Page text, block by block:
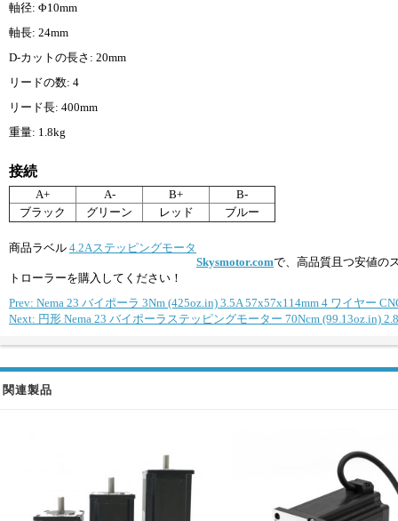
軸径: Φ10mm
軸長: 24mm
D-カットの長さ: 20mm
リードの数: 4
リード長: 400mm
重量: 1.8kg
接続
A+ A- B+
B-
ブラック
グリーン レッド ブルー
商品ラベル 4.2Aステッピングモータ
Skysmotor.comで、高品質且つ安値の
トローラーを購入してください！
Prev: Nema 23 バイポーラ 3Nm (425oz.in) 3.5A 57x57x114mm 4 ワイヤー
Next: 円形 Nema 23 バイポーラステッピングモーター 70Ncm (99.13oz.in)
関連製品